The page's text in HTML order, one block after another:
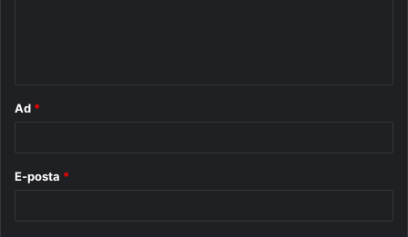
Ad *
E-posta *